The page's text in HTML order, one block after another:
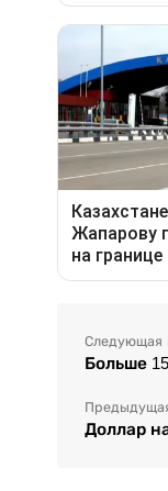
Следующая
Больше
Доллар